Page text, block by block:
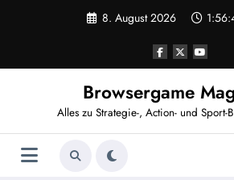
8. August 2026
Browsergame
Alles zu Strategie-, Action- und Sport-